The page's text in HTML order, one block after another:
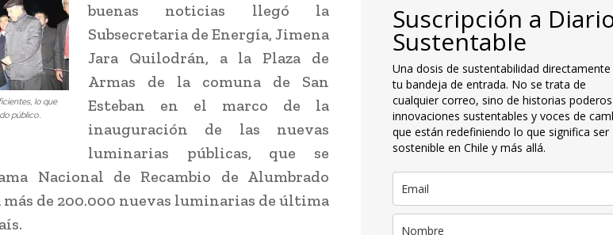
lo que
público.
buenas noticias llegó la
Subsecretaria de Energía, Jimena
Jara Quilodrán, a la Plaza de
Armas de la comuna de San
Esteban en el marco de la
inauguración de las nuevas
luminarias públicas, que se
Nacional de Recambio de Alumbrado
de 200.000 nuevas luminarias de última
Suscripción a
Sustentable
Una dosis de sustentabilidad
tu bandeja de entrada. No se trata de
cualquier correo, sino de historias
innovaciones sustentables y voces de
que están redefiniendo lo que significa ser
sostenible en Chile y más allá.